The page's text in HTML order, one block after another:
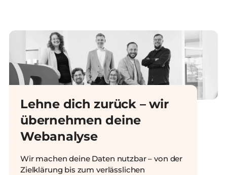
Lehne dich zurück – wir
übernehmen deine
Webanalyse
Wir machen deine Daten nutzbar – von der
Zielklärung bis zum verlässlichen